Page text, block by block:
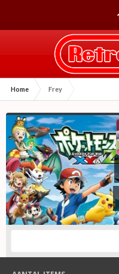
Home Frey